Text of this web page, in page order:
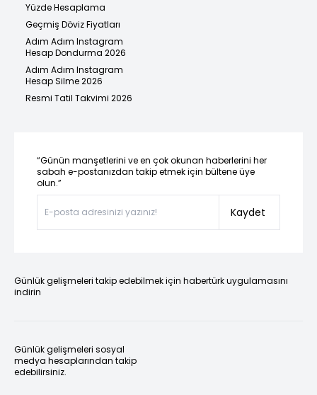
Yüzde Hesaplama
Geçmiş Döviz Fiyatları
Adım Adım Instagram
Hesap Dondurma 2026
Adım Adım Instagram
Hesap Silme 2026
Resmi Tatil Takvimi 2026
“Günün manşetlerini ve en çok okunan haberlerini her
sabah e-postanızdan takip etmek için bültene üye
olun.”
Kaydet
Günlük gelişmeleri takip edebilmek için habertürk uygulamasını
indirin
Günlük gelişmeleri sosyal
medya hesaplarından takip
edebilirsiniz.